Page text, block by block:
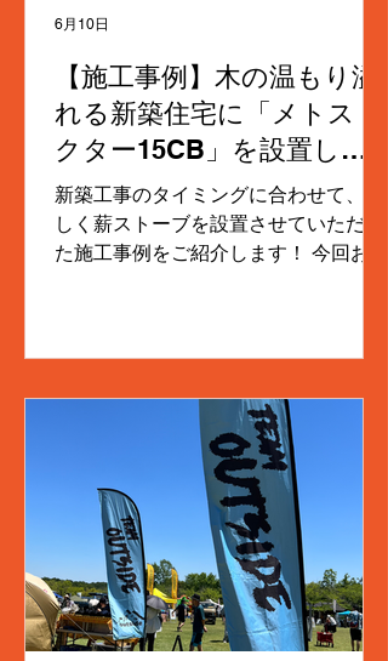
だけ得られる満足感は大きいもので
す。 施工工事のポイントと工夫 薪ス
トーブの設置には安全面と機能面の両
方を考慮した施工が求められます。今
回の工事では以下の点に特に注意しま
した。 煙突の設置場所と高さの調整
煙突は煙の排出効率を高めるために最
適な位置に設置。草津町の気候に合わ
せて耐寒性も考慮しました。 薪ストー
【施工事例】木の温もり溢
れる新築住宅に「メトス ネ
クター15CB」を設置しま
した！
新築工事のタイミングに合わせて、新
しく薪ストーブを設置させていただい
た施工事例をご紹介します！ 今回お選
まった美しい木壁の開放的なリビング
に美しく調和しています。 グレーを基
調としたシックな炉台と炉壁（ステー
ジ）が、ストーブ本体のマットなブラ
ックを引き立てていて本当に素敵で
す。吹き抜けの天井に向かってまっす
ぐ美しく伸びる煙突は、家全体を効率
よく暖めるだけでなく、インテリアと
しても圧倒的な存在感を放っていま
6月10日